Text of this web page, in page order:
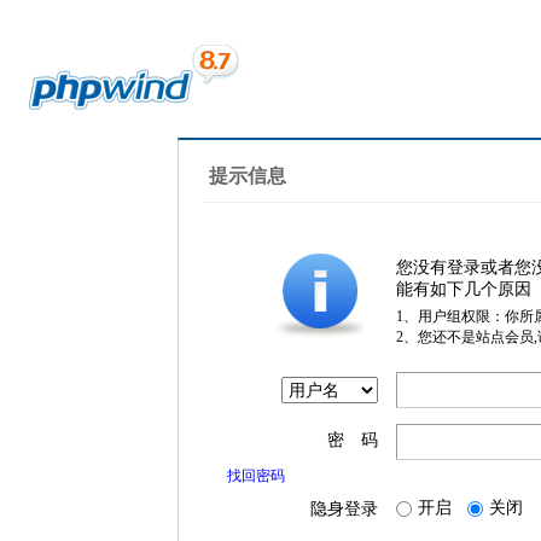
提示信息
您没有登录或者您
能有如下几个原因
1、用户组权限：你所
2、您还不是站点会员
密 码
找回密码
隐身登录 开启 关闭